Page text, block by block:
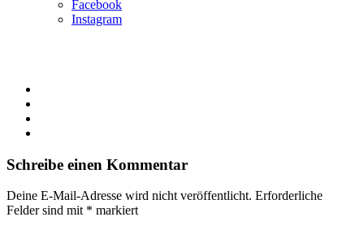
Facebook
Instagram
Schreibe einen Kommentar
Deine E-Mail-Adresse wird nicht veröffentlicht. Erforderliche
Felder sind mit * markiert